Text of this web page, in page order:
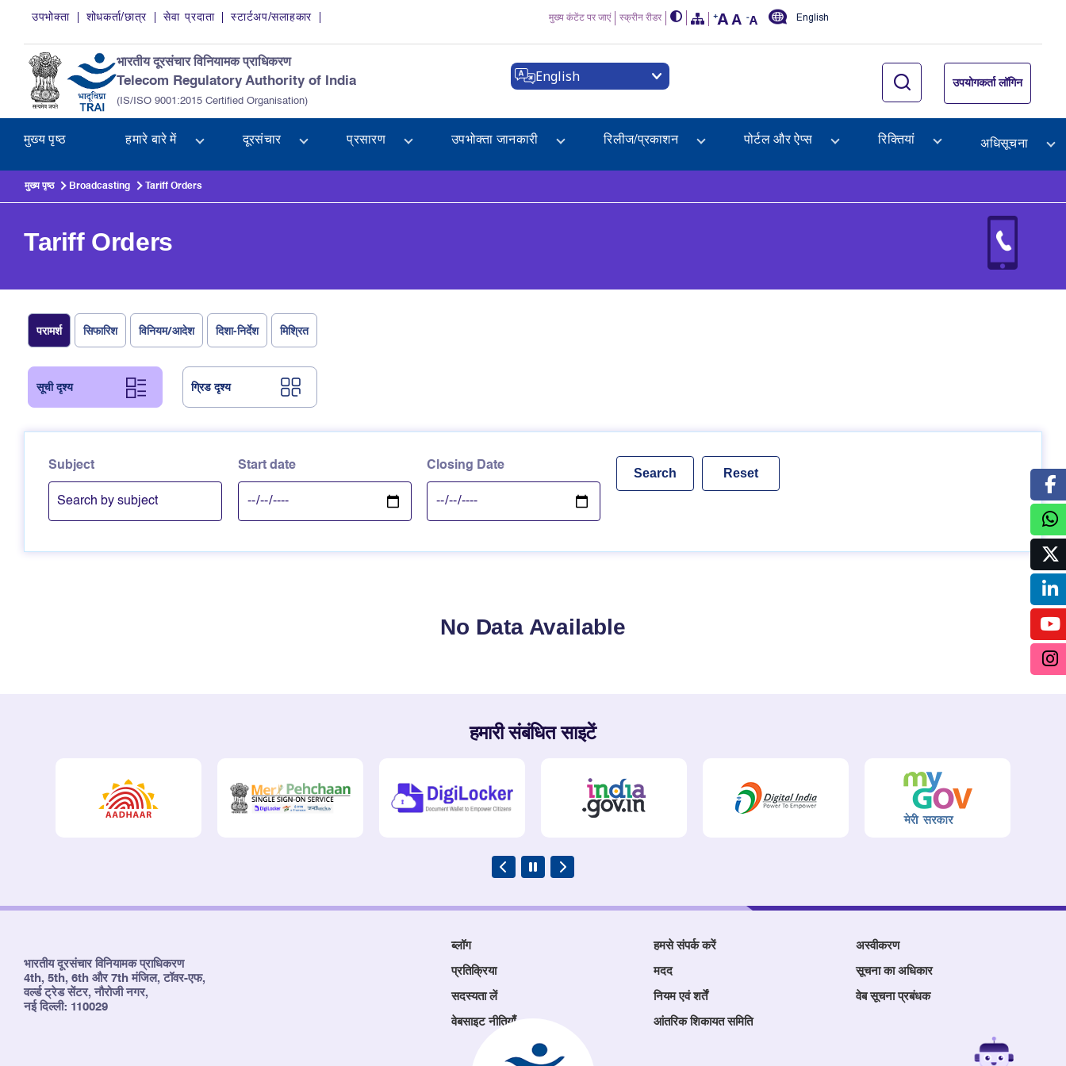
Skip to main content
उपभोक्ता शोधकर्ता/छात्र सेवा प्रदाता स्टार्टअप/सलाहकार मुख्य कंटेंट पर जाएं स्क्रीन रीडर English
भारतीय दूरसंचार विनियामक प्राधिकरण
Telecom Regulatory Authority of India
(IS/ISO 9001:2015 Certified Organisation)
English उपयोगकर्ता लॉगिन
मुख्य पृष्ठ हमारे बारे में दूरसंचार प्रसारण उपभोक्ता जानकारी रिलीज/प्रकाशन पोर्टल और ऐप्स रिक्तियां अधिसूचना
मुख्य पृष्ठ Broadcasting Tariff Orders
Tariff Orders
परामर्श सिफारिश विनियम/आदेश दिशा-निर्देश मिश्रित
सूची दृश्य ग्रिड दृश्य
Subject Start date Closing Date
No Data Available
हमारी संबंधित साइटें
भारतीय दूरसंचार विनियामक प्राधिकरण
4th, 5th, 6th और 7th मंजिल, टॉवर-एफ,
वर्ल्ड ट्रेड सेंटर, नौरोजी नगर,
नई दिल्ली: 110029
ब्लॉग हमसे संपर्क करें अस्वीकरण
प्रतिक्रिया मदद सूचना का अधिकार
सदस्यता लें नियम एवं शर्तें वेब सूचना प्रबंधक
वेबसाइट नीतियाँ आंतरिक शिकायत समिति